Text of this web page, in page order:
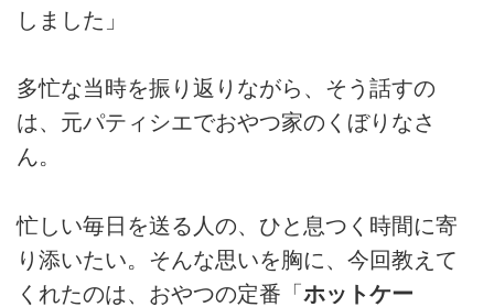
しました」
多忙な当時を振り返りながら、そう話すの
は、元パティシエでおやつ家のくぼりなさ
ん。
忙しい毎日を送る人の、ひと息つく時間に寄
り添いたい。そんな思いを胸に、今回教えて
くれたのは、おやつの定番「 ホットケー